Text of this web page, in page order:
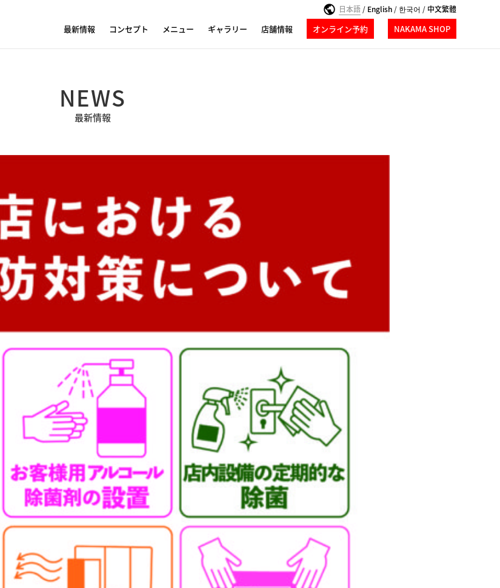
最新情報 コンセプト メニュー ギャラリー 店舗情報 オンライン予約 NAKAMA SHOP
日本語/ English/ 한국어 / 中文繁體
NEWS
最新情報